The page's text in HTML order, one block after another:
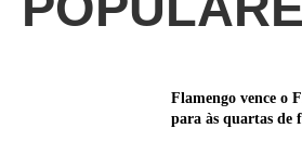
Flamengo vence o
para às quartas de